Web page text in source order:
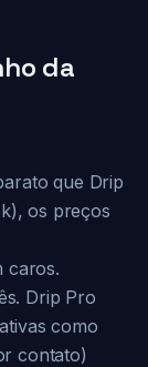
da
que Drip
os preços
caros.
Drip Pro
como
contato)